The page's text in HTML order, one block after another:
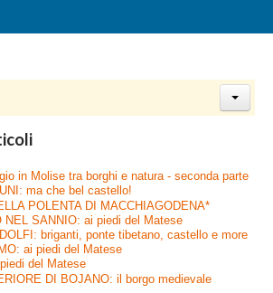
in Molise tra borghi e natura - seconda parte
ma che bel castello!
POLENTA DI MACCHIAGODENA*
NEL SANNIO: ai piedi del Matese
briganti, ponte tibetano, castello e more
ai piedi del Matese
del Matese
DI BOJANO: il borgo medievale